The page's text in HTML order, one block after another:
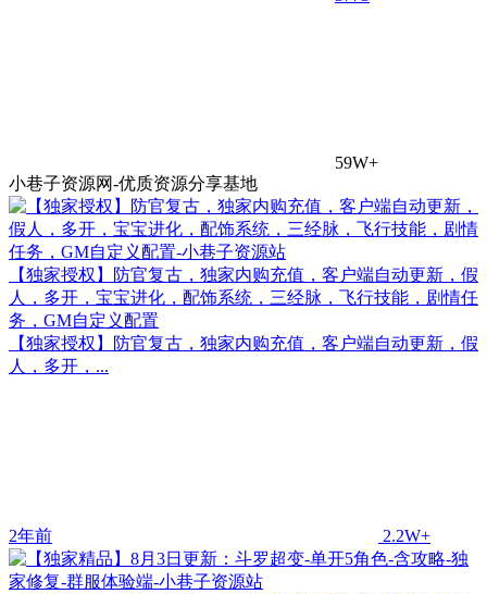
59W+
小巷子资源网-优质资源分享基地
【独家授权】防官复古，独家内购充值，客户端自动更新，假
人，多开，宝宝进化，配饰系统，三经脉，飞行技能，剧情任
务，GM自定义配置
【独家授权】防官复古，独家内购充值，客户端自动更新，假
人，多开，...
2年前 2.2W+